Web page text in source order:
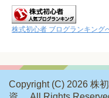
株式初心者 ブログランキング
Copyright (C) 2026 株